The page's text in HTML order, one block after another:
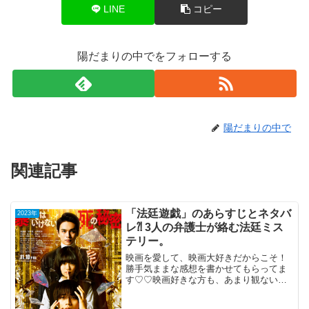
LINE コピー
陽だまりの中でをフォローする
陽だまりの中で
関連記事
2023年
「法廷遊戯」のあらすじとネタバ
レ⁈ 3人の弁護士が絡む法廷ミス
テリー。
映画を愛して、映画大好きだからこそ！
勝手気ままな感想を書かせてもらってま
す♡♡映画好きな方も、あまり観ない方